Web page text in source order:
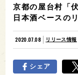
京都の屋台村「
日本酒ベースの
2020.07.08 リリース情報
シェア